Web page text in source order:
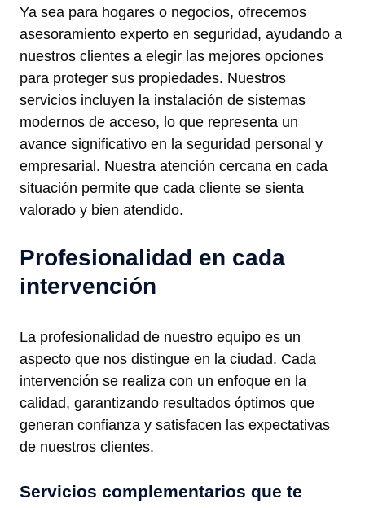
Ya sea para hogares o negocios, ofrecemos
asesoramiento experto en seguridad, ayudando a
nuestros clientes a elegir las mejores opciones
para proteger sus propiedades. Nuestros
servicios incluyen la instalación de sistemas
modernos de acceso, lo que representa un
avance significativo en la seguridad personal y
empresarial. Nuestra atención cercana en cada
situación permite que cada cliente se sienta
valorado y bien atendido.
Profesionalidad en cada
intervención
La profesionalidad de nuestro equipo es un
aspecto que nos distingue en la ciudad. Cada
intervención se realiza con un enfoque en la
calidad, garantizando resultados óptimos que
generan confianza y satisfacen las expectativas
de nuestros clientes.
Servicios complementarios que te